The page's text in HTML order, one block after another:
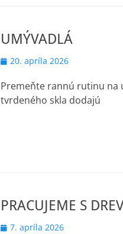
UMÝVADLÁ
Posted
20. apríla 2026
Premeňte rannú rutinu na
tvrdeného skla dodajú
PRACUJEME S
Posted
7. apríla 2026